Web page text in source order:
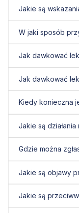
Jakie są
W jaki sposób
Jak dawkować
Jak dawkować
Kiedy konieczna
Jakie są
Gdzie można
Jakie są objawy
Jakie są